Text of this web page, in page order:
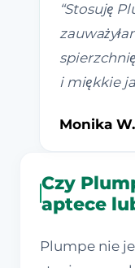
“Stosuję
i miękkie
Monika W.
Czy
aptece
Plumpe nie